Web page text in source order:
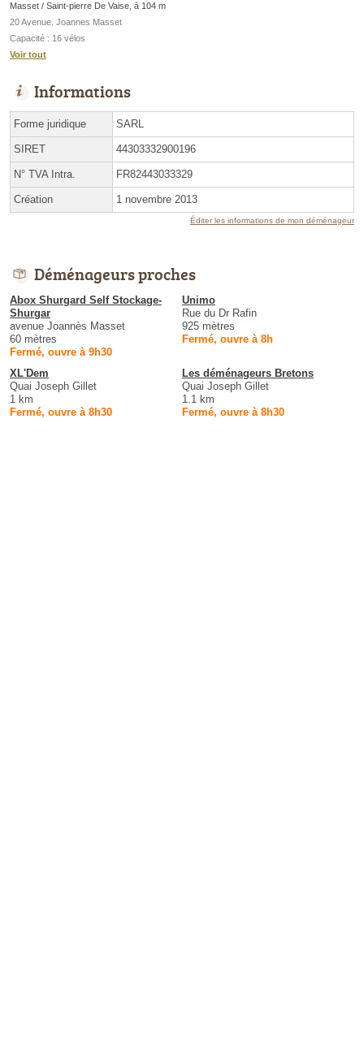
Masset / Saint-pierre De Vaise, à 104 m
20 Avenue. Joannes Masset
Capacité : 16 vélos
Voir tout
Informations
Forme juridique SARL
SIRET 44303332900196
N° TVA Intra. FR82443033329
Création 1 novembre 2013
Éditer les informations de mon déménageur
Déménageurs proches
Abox Shurgard Self Stockage-
Shurgar
avenue Joannès Masset
60 mètres
Fermé, ouvre à 9h30
Unimo
Rue du Dr Rafin
925 mètres
Fermé, ouvre à 8h
XL'Dem
Quai Joseph Gillet
1 km
Fermé, ouvre à 8h30
Les déménageurs Bretons
Quai Joseph Gillet
1.1 km
Fermé, ouvre à 8h30